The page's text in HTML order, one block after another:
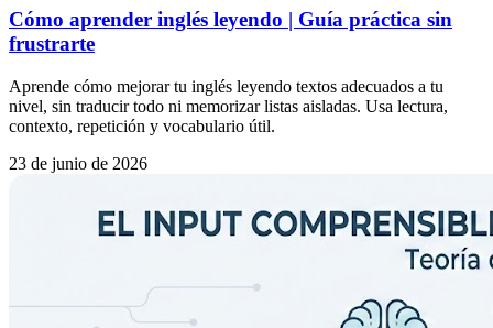
Cómo aprender inglés leyendo | Guía práctica sin
frustrarte
Aprende cómo mejorar tu inglés leyendo textos adecuados a tu
nivel, sin traducir todo ni memorizar listas aisladas. Usa lectura,
contexto, repetición y vocabulario útil.
23 de junio de 2026